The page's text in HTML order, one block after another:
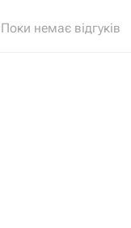
Поки немає відгуків